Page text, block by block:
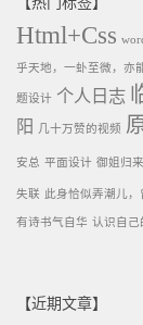
Html+Css
乎天地，一虲至微，亦
题设计 个人日志
阳
几十万赞的视频
安总 平面设计 御姐归来
失联 此身恰似弄潮儿，
有诗书气自华 认识自己
【近期文章】